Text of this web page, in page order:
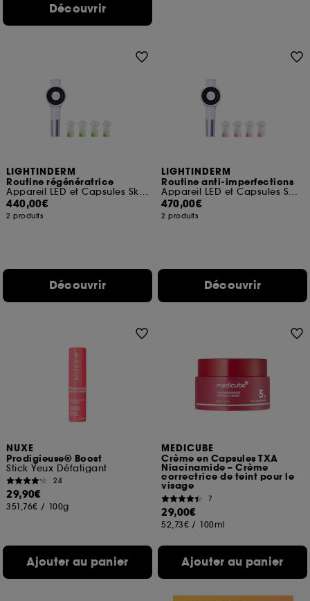
Découvrir
LIGHTINDERM
Routine régénératrice
Appareil LED et Capsules Skin Perfect
440,00€
2 produits
Découvrir
LIGHTINDERM
Routine anti-imperfections
Appareil LED et Capsules Spotless
470,00€
2 produits
Découvrir
NUXE
Prodigieuse® Boost
Stick Yeux Défatigant
24
29,90€
351,76€ / 100g
Ajouter au panier
MEDICUBE
Crème en Capsules TXA
Niacinamide – Crème
correctrice de teint pour le
visage
7
29,00€
52,73€ / 100ml
Ajouter au panier